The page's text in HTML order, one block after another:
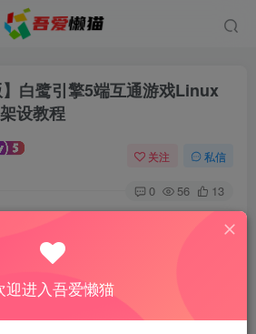
】白鹭引擎5端互通游戏Linux
设教程
关注 私信
0 56 13
费后查看
猫粮30
迎进入吾爱懒猫